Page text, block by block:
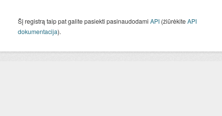
Šį registrą taip pat galite pasiekti pasinaudodami API (žiūrėkiteAPI
dokumentacija).